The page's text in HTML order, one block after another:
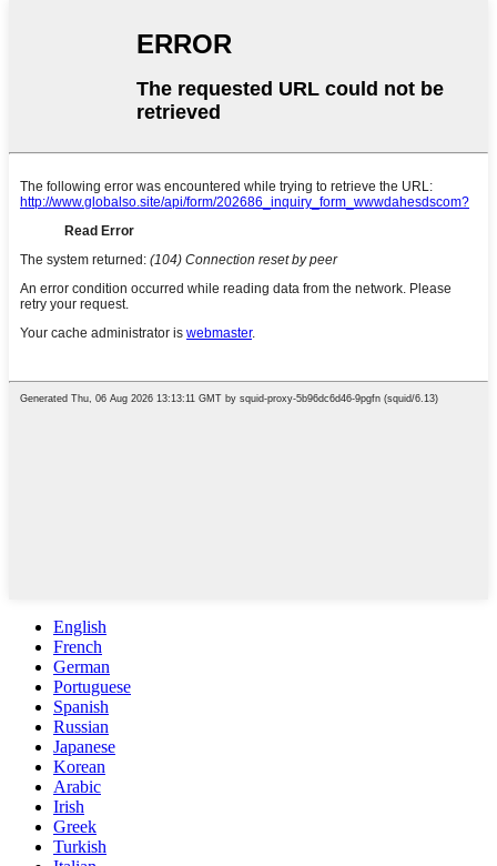
English
French
German
Portuguese
Spanish
Russian
Japanese
Korean
Arabic
Irish
Greek
Turkish